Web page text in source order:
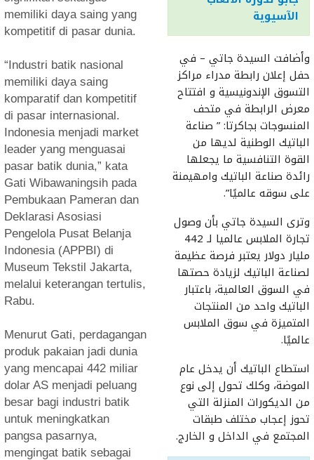
الآسيوية
وأضافت السيدة جاتي – في
حفل إعلان رابطة مدراء مراكز
التسوق الإندونيسية و افتتاح
معرض الرابطة في متحف
المنسوجات بجاكرتا: ” صناعة
الباتيك الوطنية لديها من
القوة التنافسية ما يجعلها
رائدة صناعة الباتيك وامهيمنة
على سوقه عالميًا”.
وترى السيدة جاتي بأن وصول
تجارة الملابس عالميا لـ 442
مليار دولار يعتبر فرصة عظيمة
لصناعة الباتيك لزيادة حصتها
في السوق العالمية، باعتبار
الباتيك واحد من المنتجات
المتميزة في سوق الملابس
عالميًا.
استطاع الباتيك أن يدخل عام
الموضة، وكلك تحول إلى نوع
من الديكورات المنزلة التي
تحوز إعجاب مختلف طبقات
المجتمع في الداخل و الخارج.
memiliki daya saing yang
kompetitif di pasar dunia.
“Industri batik nasional
memiliki daya saing
komparatif dan kompetitif
di pasar internasional.
Indonesia menjadi market
leader yang menguasai
pasar batik dunia,” kata
Gati Wibawaningsih pada
Pembukaan Pameran dan
Deklarasi Asosiasi
Pengelola Pusat Belanja
Indonesia (APPBI) di
Museum Tekstil Jakarta,
melalui keterangan tertulis,
Rabu.
Menurut Gati, perdagangan
produk pakaian jadi dunia
yang mencapai 442 miliar
dolar AS menjadi peluang
besar bagi industri batik
untuk meningkatkan
pangsa pasarnya,
mengingat batik sebagai